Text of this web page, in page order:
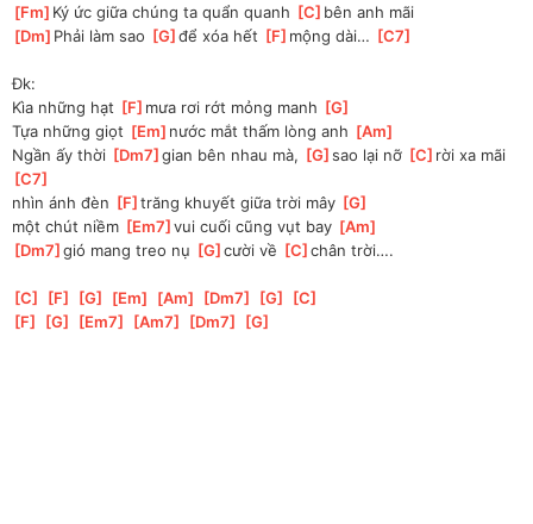
[Fm ]Ký ức giữa chúng ta quẩn quanh [C ]bên anh mãi
[Dm ]Phải làm sao [G ]
để xóa hết [F ]mộng dài… [C7
Đk:
Kìa những hạt [F ]mưa rơi rớt mỏng manh [G
Tựa những giọt [Em ]nước mắt thấm lòng anh [Am
Ngần ấy thời [Dm7 ]
gian bên nhau mà, [G ]
sao lại nỡ [C ]rời xa mãi
C7
nhìn ánh đèn [F ]trăng khuyết giữa trời mây [G
một chút niềm [Em7 ]
vui cuối cũng vụt bay [Am
[Dm7 ]
gió mang treo nụ [G ]
cười về [C ]
chân trời….
[C [F [G [Em [Am [Dm7 [G [C
[F [G [Em7 [Am7 [Dm7 [G